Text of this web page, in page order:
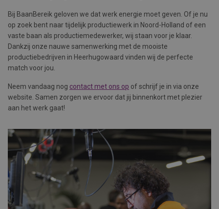
Bij BaanBereik geloven we dat werk energie moet geven. Of je nu
op zoek bent naar tijdelijk productiewerk in Noord-Holland of een
vaste baan als productiemedewerker, wij staan voor je klaar.
Dankzij onze nauwe samenwerking met de mooiste
productiebedrijven in Heerhugowaard vinden wij de perfecte
match voor jou.
Neem vandaag nog contact met ons op of schrijf je in via onze
website. Samen zorgen we ervoor dat jij binnenkort met plezier
aan het werk gaat!